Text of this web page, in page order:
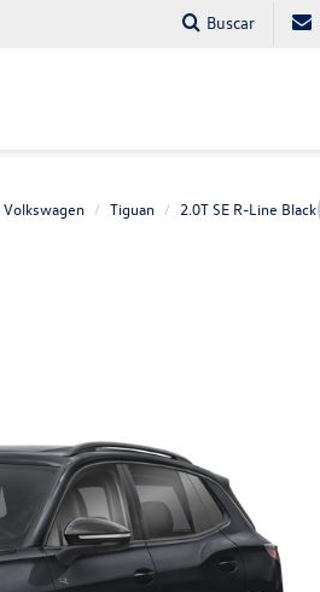
Buscar
Volkswagen Tiguan 2.0T SE R-Line Black